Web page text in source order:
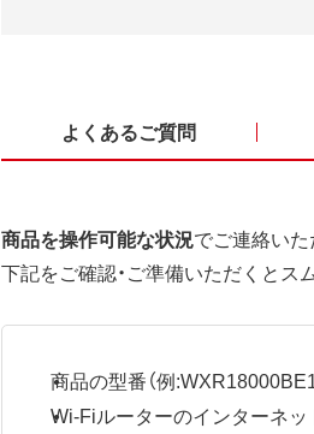
よくあるご質問
商品を操作可能な状況でご連絡い
下記をご確認・ご準備いただくとス
商品の型番（例
Wi-Fiルーターのインターネ